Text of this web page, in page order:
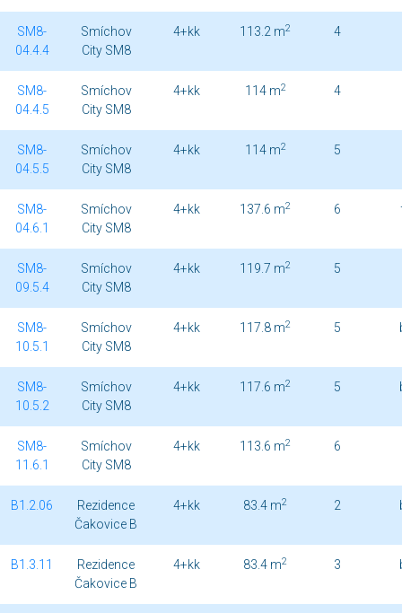
SM8-
04.4.4
Smíchov
City SM8
4+kk 113.2 m2 4
SM8-
04.4.5
Smíchov
City SM8
4+kk 114 m2 4
SM8-
04.5.5
Smíchov
City SM8
4+kk 114 m2 5
SM8-
04.6.1
Smíchov
City SM8
4+kk 137.6 m2 6
SM8-
09.5.4
Smíchov
City SM8
4+kk 119.7 m2 5
SM8-
10.5.1
Smíchov
City SM8
4+kk 117.8 m2 5
SM8-
10.5.2
Smíchov
City SM8
4+kk 117.6 m2 5
SM8-
11.6.1
Smíchov
City SM8
4+kk 113.6 m2 6
B1.2.06
Rezidence
Čakovice B
4+kk 83.4 m2 2
B1.3.11
Rezidence
Čakovice B
4+kk 83.4 m2 3